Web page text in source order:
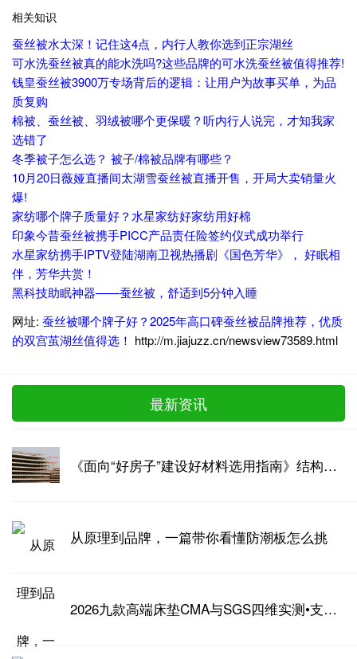
相关知识
蚕丝被水太深！记住这4点，内行人教你选到正宗湖丝
可水洗蚕丝被真的能水洗吗?这些品牌的可水洗蚕丝被值得推荐!
钱皇蚕丝被3900万专场背后的逻辑：让用户为故事买单，为品
质复购
棉被、蚕丝被、羽绒被哪个更保暖？听内行人说完，才知我家
选错了
冬季被子怎么选？ 被子/棉被品牌有哪些？
10月20日薇娅直播间太湖雪蚕丝被直播开售，开局大卖销量火
爆!
家纺哪个牌子质量好？水星家纺好家纺用好棉
印象今昔蚕丝被携手PICC产品责任险签约仪式成功举行
水星家纺携手IPTV登陆湖南卫视热播剧《国色芳华》， 好眠相
伴，芳华共赏！
黑科技助眠神器——蚕丝被，舒适到5分钟入睡
网址: 蚕丝被哪个牌子好？2025年高口碑蚕丝被品牌推荐，优质
的双宫茧湖丝值得选！ http://m.jiajuzz.cn/newsview73589.html
最新资讯
《面向“好房子”建设好材料选用指南》结构构件与材料专篇——免拆底模钢筋桁架组合板
从原理到品牌，一篇带你看懂防潮板怎么挑
2026九款高端床垫CMA与SGS四维实测•支撑透气安全耐久完整数据